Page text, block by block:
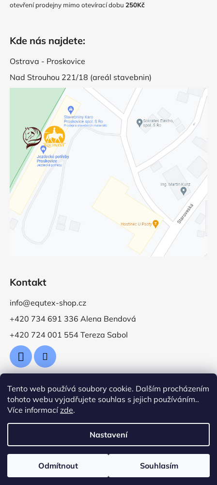
Tento web používá soubory cookie. Dalším procházením
tohoto webu vyjadřujete souhlas s jejich používáním..
Více informacízde.
Nastavení
Odmítnout Souhlasím
otevření prodejny mimo otevírací dobu 250Kč
Kde nás najdete:
Ostrava - Proskovice
Nad Strouhou 221/18 (areál stavebnin)
Kontakt
info@equtex-shop.cz
+420 734 691 336 Alena Bendová
+420 724 001 554 Tereza Sabol
Přijímáme online platby
Vytvořil Shoptet
Copyright 2026Jezdecké potřeby EquTex. Všechna
práva vyhrazena.Upravit nastavení cookies